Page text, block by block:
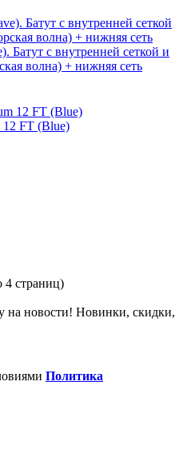
Батут с внутренней сеткой и
волна) + нижняя сеть
12 FT (Blue)
4 страниц)
на новости! Новинки, скидки,
Политика